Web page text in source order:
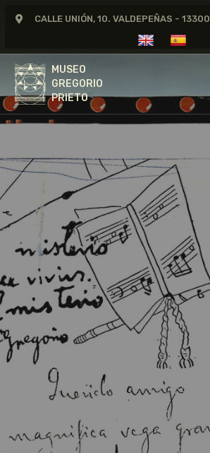
CALLE UNIÓN, 10. VALDEPEÑAS - 13300
MUSEO
GREGORIO
PRIETO
MUSEO
GREGORIO
GREGORIO PRIETO
ARCHIVO
CERTAMEN DE DIBUJO
FUNDACIÓN
TIENDA
NOTICIAS